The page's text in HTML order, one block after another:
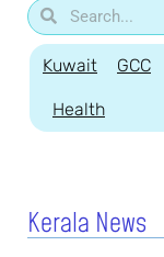
Kuwait GCC
Health
Kerala News